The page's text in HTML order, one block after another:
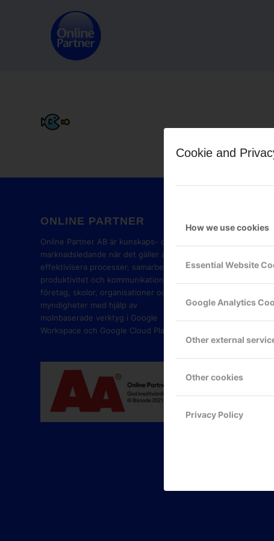
Cookie and
How we use cookies
Essential Website
Google Analytics
Other external
Other cookies
Privacy Policy
ONLINE PARTNER
Online Partner AB är kunskaps- och
marknadsledande när det gäller att
effektivisera processer, samarbete,
produktivitet och kommunikation i
företag, skolor, organisationer och
myndigheter med hjälp av
molnbaserade verktyg i Google
Workspace och Google Cloud Platform.